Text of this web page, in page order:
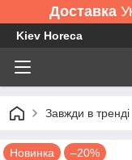
Доставка
Kiev Horeca
Завжди в тренді
Новинка –20%